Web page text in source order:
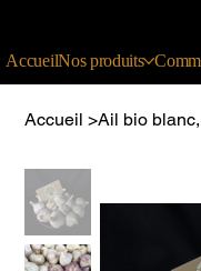
AccueilNos produits
Accueil >Ail bio